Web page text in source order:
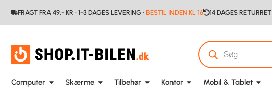
FRAGT FRA 49.- KR • 1-3 DAGES LEVERING • BESTIL INDEN KL 16 14 DAGES RETURRET
Computer Skærme Tilbehør Kontor Mobil & Tablet